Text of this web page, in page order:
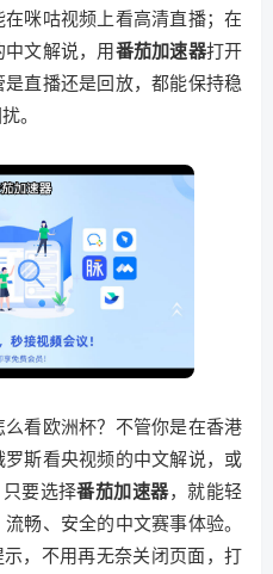
咪咕视频上看高清直播；在
文解说，用番茄加速器打开
直播还是回放，都能保持稳
。
看欧洲杯？不管你是在香港
斯看央视频的中文解说，或
要选择番茄加速器，就能轻
畅、安全的中文赛事体验。
，不用再无奈关闭页面，打